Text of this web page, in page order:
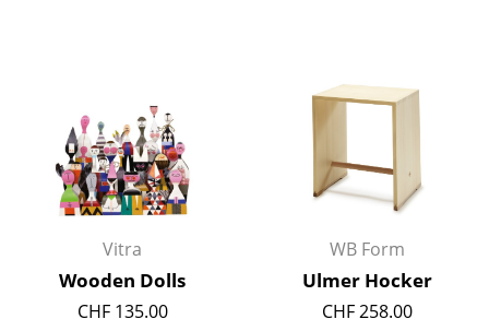
Aufbewahrungsboxen
Decken
Kissen
Teppiche
Vorhänge
Vitra
Wooden Dolls
CHF 135.00
WB Form
Ulmer Hocker
CHF 258.00